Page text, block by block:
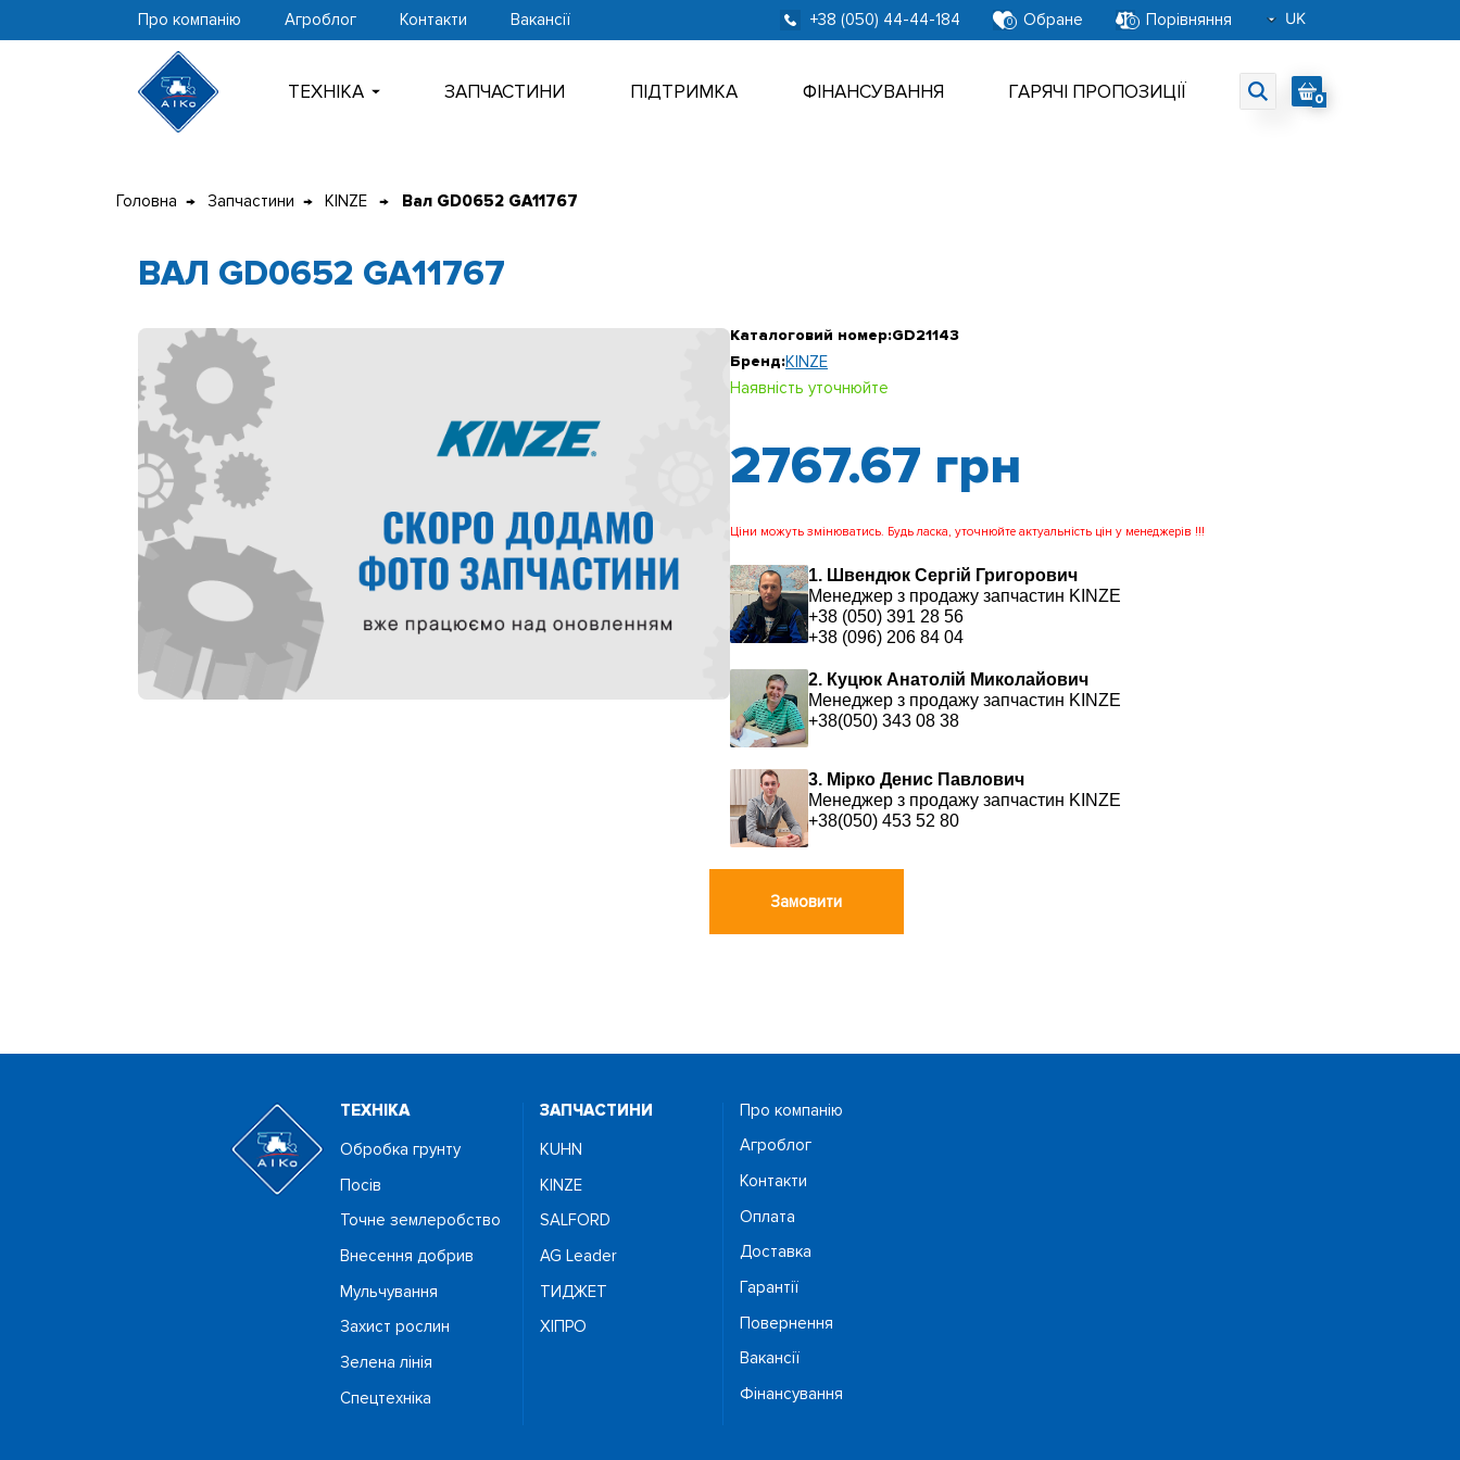
Про компанію Агроблог Контакти Вакансії +38 (050) 44-44-184 0 Обране 0 Порівняння
UK
RU
EN
ТЕХНIКА ЗАПЧАСТИНИ ПІДТРИМКА ФІНАНСУВАННЯ ГАРЯЧІ ПРОПОЗИЦІЇ 0
Головна Запчастини KINZE Вал GD0652 GA11767
ВАЛ GD0652 GA11767
Каталоговий номер:GD21143
Бренд:KINZE
Наявність уточнюйте
2767.67 грн
Ціни можуть змінюватись. Будь ласка, уточнюйте актуальність цін у менеджерів !!!
1. Швендюк Сергій Григорович
Менеджер з продажу запчастин KINZE
+38 (050) 391 28 56
+38 (096) 206 84 04
2. Куцюк Анатолій Миколайович
Менеджер з продажу запчастин KINZE
+38(050) 343 08 38
3. Мірко Денис Павлович
Менеджер з продажу запчастин KINZE
+38(050) 453 52 80
Замовити
ТЕХНIКА
Обробка грунту
Посiв
Точне землеробство
Внесення добрив
Мульчування
Захист рослин
Зелена лінія
Спецтехніка
ЗАПЧАСТИНИ
KUHN
KINZE
SALFORD
AG Leader
ТИДЖЕТ
ХІПРО
Про компанію
Агроблог
Контакти
Оплата
Доставка
Гарантії
Повернення
Вакансії
Фінансування